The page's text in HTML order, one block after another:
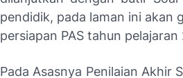
pendidik, pada laman ini akan
persiapan PAS tahun
Pada Asasnya Penilaian Akhir